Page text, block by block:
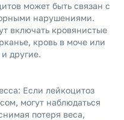
может быть связан с
нарушениями.
включать кровянистые
кровь в моче или
другие.
Если лейкоцитоз
могут наблюдаться
потеря веса,